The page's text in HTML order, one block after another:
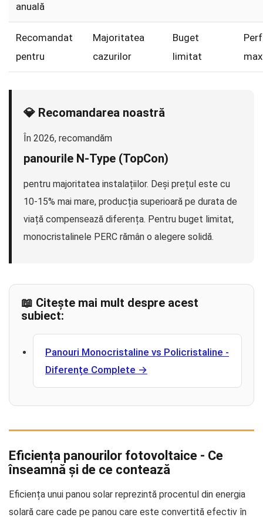
anuală
Recomandat
pentru
Majoritatea
cazurilor
Buget
limitat
💎 Recomandarea noastră
În 2026, recomandăm
panourile N-Type (TopCon)
pentru majoritatea instalațiilor. Deși prețul este cu
10-15% mai mare, producția superioară pe durata de
viață compensează diferența. Pentru buget limitat,
monocristalinele PERC rămân o alegere solidă.
📖 Citește mai mult despre acest
subiect:
Panouri Monocristaline vs Policristaline -
Diferențe Complete →
Eficiența panourilor fotovoltaice - Ce
înseamnă și de ce contează
Eficiența unui panou solar reprezintă procentul din energia
solară care cade pe panou care este convertită efectiv în